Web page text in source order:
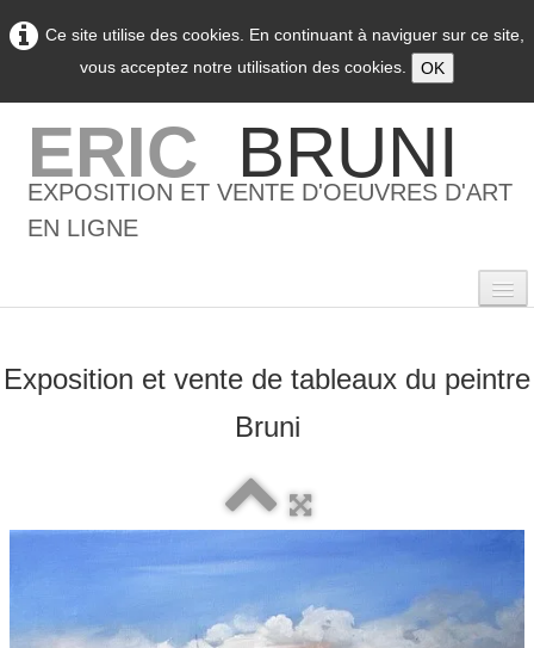
Ce site utilise des cookies. En continuant à naviguer sur ce site,
vous acceptez notre utilisation des cookies.
OK
ERIC BRUNI
EXPOSITION ET VENTE D'OEUVRES D'ART
EN LIGNE
0
Exposition et vente de tableaux du peintre
Bruni